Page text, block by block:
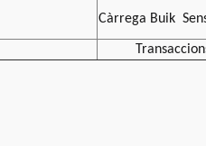
Càrrega Buik